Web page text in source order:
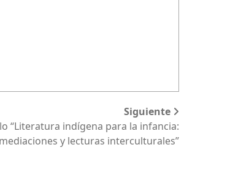
Siguiente
“Literatura indígena para la infancia:
mediaciones y lecturas interculturales”